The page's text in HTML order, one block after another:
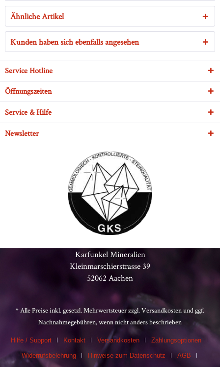
Ähnliche Artikel
Kunden haben sich ebenfalls angesehen
Service Hotline
Öffnungszeiten
Service & Hilfe
Newsletter
Karfunkel Mineralien
Kleinmarschierstrasse 39
52062 Aachen
* Alle Preise inkl. gesetzl. Mehrwertsteuer zzgl.Versandkostenund ggf.
Nachnahmegebühren, wenn nicht anders beschrieben
Hilfe / Support Kontakt Versandkosten Zahlungsoptionen
Widerrufsbelehrung Hinweise zum Datenschutz AGB